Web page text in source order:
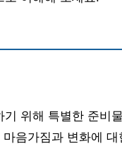
기 위해 특별한 준비
음가짐과 변화에 대